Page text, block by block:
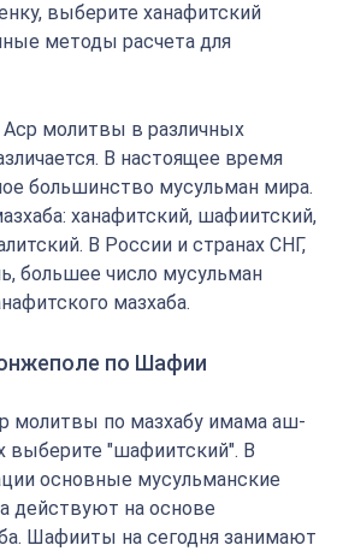
выберите ханафитский
методы расчета для
молитвы в различных
В настоящее время
большинство мусульман мира.
ханафитский, шафиитский,
В России и странах СНГ,
большее число мусульман
мазхаба.
по Шафии
молитвы по мазхабу имама аш-
выберите "шафиитский". В
основные мусульманские
действуют на основе
Шафииты на сегодня занимают